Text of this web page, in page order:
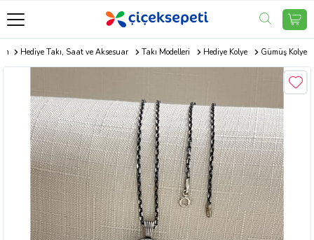
Hediye Takı, Saat ve Aksesuar Takı Modelleri Hediye Kolye Gümüş Kolye